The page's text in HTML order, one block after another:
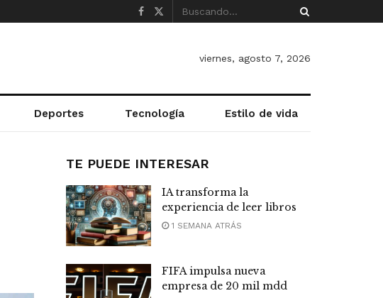
viernes, agosto 7, 2026
Deportes Tecnología Estilo de vida
TE PUEDE INTERESAR
IA transforma la
experiencia de leer libros
1 SEMANA ATRÁS
FIFA impulsa nueva
empresa de 20 mil mdd